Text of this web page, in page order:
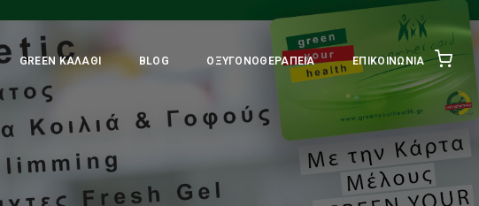
GREEN ΚΑΛΆΘΙ BLOG ΟΞΥΓΟΝΟΘΕΡΑΠΕΊΑ ΕΠΙΚΟΙΝΩΝΊΑ